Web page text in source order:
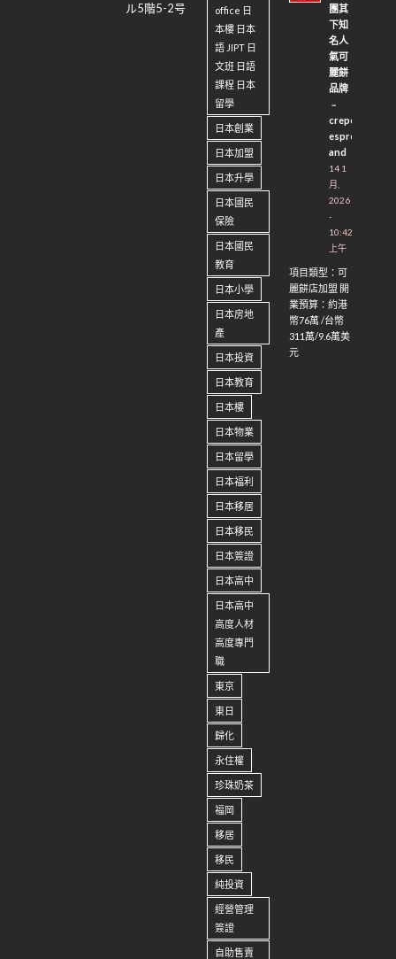
ル5階5-2号
office 日
本樓 日本
語 JIPT 日
文班 日語
課程 日本
留學
日本創業
日本加盟
日本升學
日本國民
保險
日本國民
教育
日本小學
日本房地
產
日本投資
日本教育
日本樓
日本物業
日本留學
日本福利
日本移居
日本移民
日本簽證
日本高中
日本高中
高度人材
高度專門
職
東京
東日
歸化
永住權
珍珠奶茶
福岡
移居
移民
純投資
經營管理
簽證
自助售賣
團其
下知
名人
氣可
麗餅
品牌
﹣
crepe
espresso
and
14 1
月,
2026
-
10:42
上午
項目類型：可
麗餅店加盟 開
業預算：約港
幣76萬 /台幣
311萬/9.6萬美
元